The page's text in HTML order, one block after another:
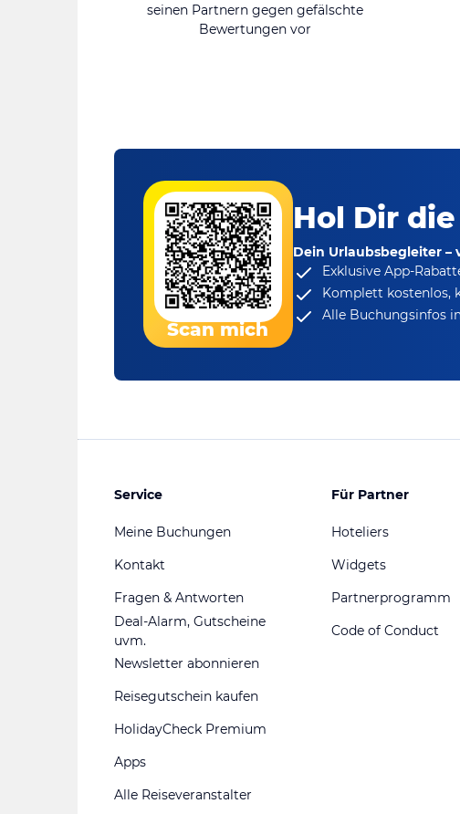
seinen Partnern gegen gefälschte
Bewertungen vor
Scan mich
Hol Dir
Dein Urlaubsbegleiter –
Exklusive App-
Komplett kostenlos,
Alle Buchungsinfos
Service
Meine Buchungen
Kontakt
Fragen & Antworten
Deal-Alarm, Gutscheine
uvm.
Newsletter abonnieren
Reisegutschein kaufen
HolidayCheck Premium
Apps
Alle Reiseveranstalter
Für Partner
Hoteliers
Widgets
Partnerprogramm
Code of Conduct